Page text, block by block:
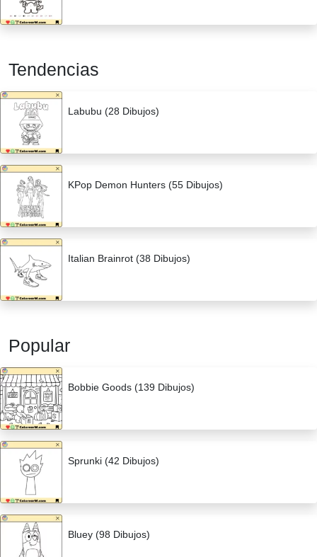
Tendencias
Labubu (28 Dibujos)
KPop Demon Hunters (55 Dibujos)
Italian Brainrot (38 Dibujos)
Popular
Bobbie Goods (139 Dibujos)
Sprunki (42 Dibujos)
Bluey (98 Dibujos)